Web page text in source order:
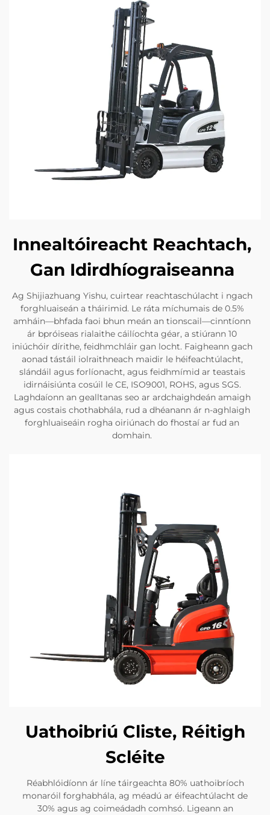
Innealtóireacht Reachtach,
Gan Idirdhíograiseanna
Ag Shijiazhuang Yishu, cuirtear reachtaschúlacht i ngach
forghluaiseán a tháirimid. Le ráta míchumais de 0.5%
amháin—bhfada faoi bhun meán an tionscail—cinntíonn
ár bpróiseas rialaithe cáilíochta géar, a stiúrann 10
iniúchóir dírithe, feidhmchláir gan locht. Faigheann gach
aonad tástáil iolraithneach maidir le héifeachtúlacht,
slándáil agus forlíonacht, agus feidhmímid ar teastais
idirnáisiúnta cosúil le CE, ISO9001, ROHS, agus SGS.
Laghdaíonn an gealltanas seo ar ardchaighdeán amaigh
agus costais chothabhála, rud a dhéanann ár n-aghlaigh
forghluaiseáin rogha oiriúnach do fhostaí ar fud an
domhain.
Uathoibriú Cliste, Réitigh
Scléite
Réabhlóidíonn ár líne táirgeachta 80% uathoibríoch
monaróil forghabhála, ag méadú ar éifeachtúlacht de
30% agus ag coimeádadh comhsó. Ligeann an